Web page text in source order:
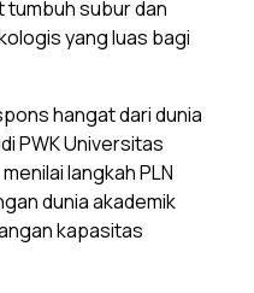
tumbuh subur dan
yang luas bagi
hangat dari dunia
PWK Universitas
langkah PLN
dunia akademik
kapasitas